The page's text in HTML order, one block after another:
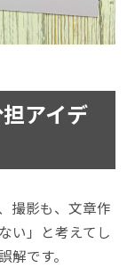
アイデ
撮影も、文章作
い」と考えてし
です。